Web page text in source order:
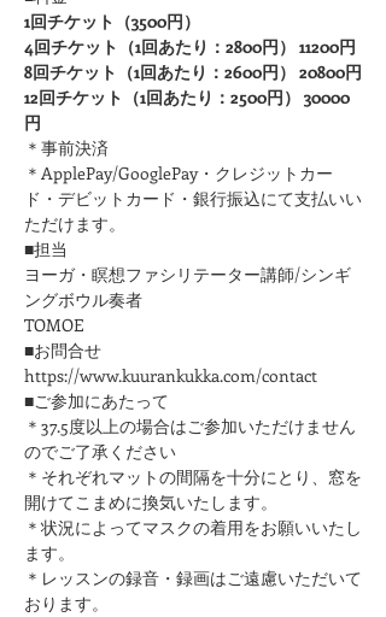
1回チケット（3500円）
4回チケット（1回あたり：2800円） 11200円
8回チケット（1回あたり：2600円） 20800円
12回チケット（1回あたり：2500円） 30000
円
＊事前決済
＊ApplePay/GooglePay・クレジットカー
ド・デビットカード・銀行振込にて支払いい
ただけます。
■担当
ヨーガ・瞑想ファシリテーター講師/シンギ
ングボウル奏者
TOMOE
■お問合せ
https://www.kuurankukka.com/contact
■ご参加にあたって
＊37.5度以上の場合はご参加いただけません
のでご了承ください
​＊それぞれマットの間隔を十分にとり、窓を
開けてこまめに換気いたします。
＊状況によってマスクの着用をお願いいたし
ます。
＊レッスンの録音・録画はご遠慮いただいて
おります。